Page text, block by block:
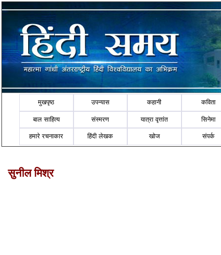
मुखपृष्ठ उपन्यास कहानी कविता
बाल साहित्य संस्मरण यात्रा वृत्तांत सिनेमा
हमारे रचनाकार हिंदी लेखक खोज संपर्क
सुनील मिश्र